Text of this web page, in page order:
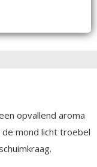
opvallend aroma
mond licht troebel